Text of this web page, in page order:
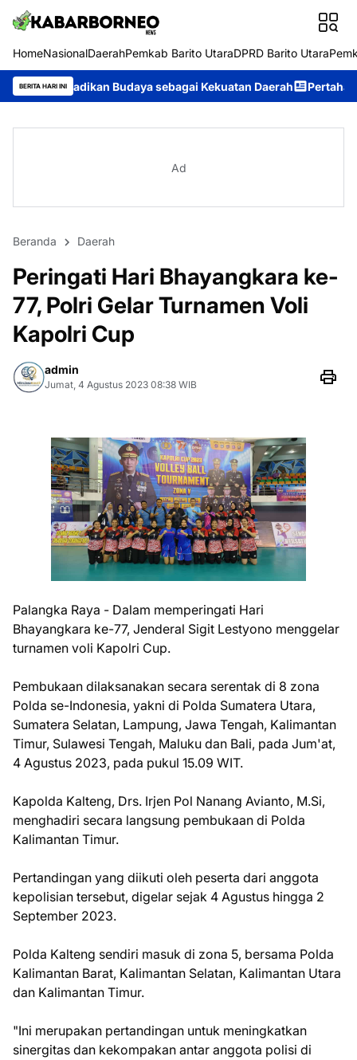
HomeNasionalDaerahPemkab Barito UtaraDPRD Barito Utara
BERITA HARI INI
Budaya sebagai Kekuatan Daerah Pertahankan Prestasi,
Ad
Beranda Daerah
Peringati Hari Bhayangkara ke-
77, Polri Gelar Turnamen Voli
Kapolri Cup
admin
Jumat, 4 Agustus 2023 08:38 WIB
Palangka Raya - Dalam memperingati Hari
Bhayangkara ke-77, Jenderal Sigit Lestyono menggelar
turnamen voli Kapolri Cup.
Pembukaan dilaksanakan secara serentak di 8 zona
Polda se-Indonesia, yakni di Polda Sumatera Utara,
Sumatera Selatan, Lampung, Jawa Tengah, Kalimantan
Timur, Sulawesi Tengah, Maluku dan Bali, pada Jum'at,
4 Agustus 2023, pada pukul 15.09 WIT.
Kapolda Kalteng, Drs. Irjen Pol Nanang Avianto, M.Si,
menghadiri secara langsung pembukaan di Polda
Kalimantan Timur.
Pertandingan yang diikuti oleh peserta dari anggota
kepolisian tersebut, digelar sejak 4 Agustus hingga 2
September 2023.
Polda Kalteng sendiri masuk di zona 5, bersama Polda
Kalimantan Barat, Kalimantan Selatan, Kalimantan Utara
dan Kalimantan Timur.
"Ini merupakan pertandingan untuk meningkatkan
sinergitas dan kekompakan antar anggota polisi di